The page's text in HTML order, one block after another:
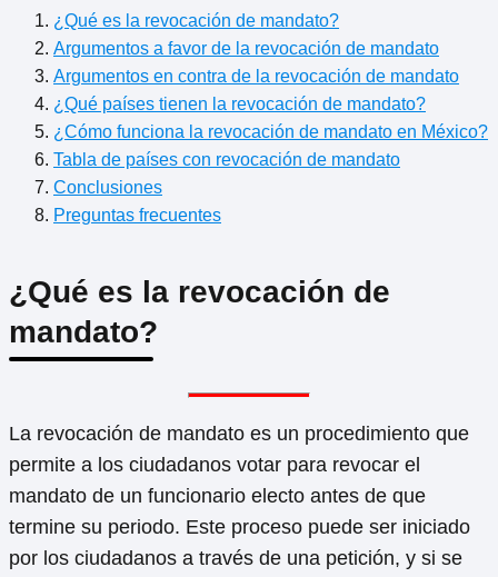
¿Qué es la revocación de mandato?
Argumentos a favor de la revocación de mandato
Argumentos en contra de la revocación de mandato
¿Qué países tienen la revocación de mandato?
¿Cómo funciona la revocación de mandato en México?
Tabla de países con revocación de mandato
Conclusiones
Preguntas frecuentes
¿Qué es la revocación de
mandato?
La revocación de mandato es un procedimiento que
permite a los ciudadanos votar para revocar el
mandato de un funcionario electo antes de que
termine su periodo. Este proceso puede ser iniciado
por los ciudadanos a través de una petición, y si se